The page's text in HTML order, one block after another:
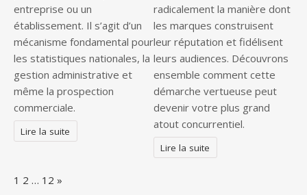
entreprise ou un
établissement. Il s’agit d’un
mécanisme fondamental pour
les statistiques nationales, la
gestion administrative et
même la prospection
commerciale.
Lire la suite
radicalement la manière dont
les marques construisent
leur réputation et fidélisent
leurs audiences. Découvrons
ensemble comment cette
démarche vertueuse peut
devenir votre plus grand
atout concurrentiel.
Lire la suite
Page:
1 2 … 12 Next
»